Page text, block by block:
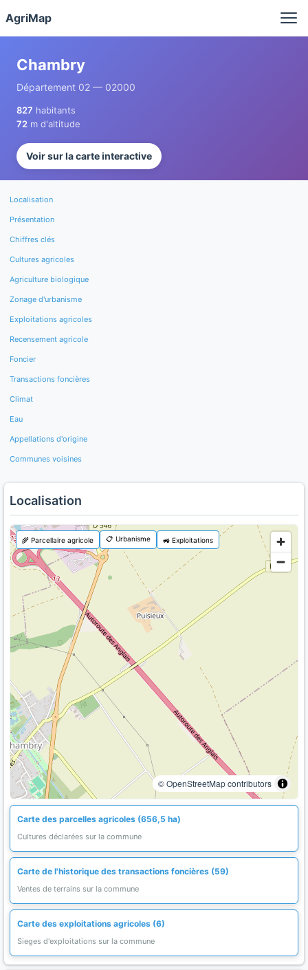
AgriMap
Chambry
Département 02 — 02000
827 habitants
72 m d'altitude
Voir sur la carte interactive
Localisation
Présentation
Chiffres clés
Cultures agricoles
Agriculture biologique
Zonage d'urbanisme
Exploitations agricoles
Recensement agricole
Foncier
Transactions foncières
Climat
Eau
Appellations d'origine
Communes voisines
Localisation
© OpenStreetMap contributors
🌾 Parcellaire agricole 📋 Urbanisme 🚜 Exploitations
Carte des parcelles agricoles (656,5 ha)
Cultures déclarées sur la commune
Carte de l'historique des transactions foncières (59)
Ventes de terrains sur la commune
Carte des exploitations agricoles (6)
Sieges d'exploitations sur la commune